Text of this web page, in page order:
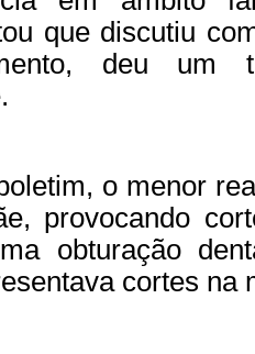
que discutiu
deu
o menor
provocando
obturação
cortes na